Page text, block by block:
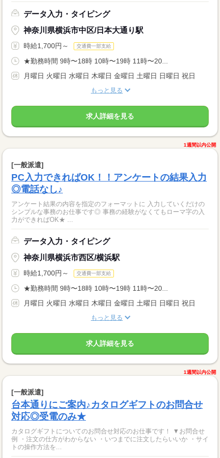
データ入力・タイピング
神奈川県横浜市中区/日本大通り駅
時給1,700円～ 交通費一部支給
★勤務時間 9時〜18時 10時〜19時 11時〜20...
月曜日 火曜日 水曜日 木曜日 金曜日 土曜日 日曜日 祝日
もっと見る
求人詳細を見る
1週間以内公開
[一般派遣]
PC入力できればOK！！アンケートの結果入力
◎電話なし♪
アンケート結果の内容を指定のフォーマットに 入力していくだけの
シンプルな事務のお仕事です◎ 事務の経験がなくてもローマ字の入
力ができればOK★ ...
データ入力・タイピング
神奈川県横浜市西区/横浜駅
時給1,700円～ 交通費一部支給
★勤務時間 9時〜18時 10時〜19時 11時〜20...
月曜日 火曜日 水曜日 木曜日 金曜日 土曜日 日曜日 祝日
もっと見る
求人詳細を見る
1週間以内公開
[一般派遣]
台本通りにご案内♪カタログギフトのお問合せ
対応◎受電のみ★
カタログギフトについてのお問合せ対応のお仕事です！ ▼お問合せ
例 ・注文の仕方がわからない ・いつまでに注文したらいいか ・サイ
トの操作方法を...